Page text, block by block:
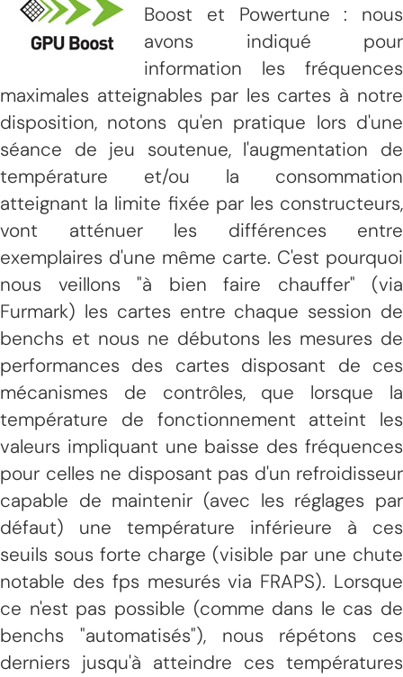
Boost et Powertune : nous
avons indiqué pour
information les fréquences
maximales atteignables par les cartes à notre
disposition, notons qu'en pratique lors d'une
séance de jeu soutenue, l'augmentation de
température et/ou la consommation
atteignant la limite fixée par les constructeurs,
vont atténuer les différences entre
exemplaires d'une même carte. C'est pourquoi
nous veillons "à bien faire chauffer" (via
Furmark) les cartes entre chaque session de
benchs et nous ne débutons les mesures de
performances des cartes disposant de ces
mécanismes de contrôles, que lorsque la
température de fonctionnement atteint les
valeurs impliquant une baisse des fréquences
pour celles ne disposant pas d'un refroidisseur
capable de maintenir (avec les réglages par
défaut) une température inférieure à ces
seuils sous forte charge (visible par une chute
notable des fps mesurés via FRAPS). Lorsque
ce n'est pas possible (comme dans le cas de
benchs "automatisés"), nous répétons ces
derniers jusqu'à atteindre ces températures